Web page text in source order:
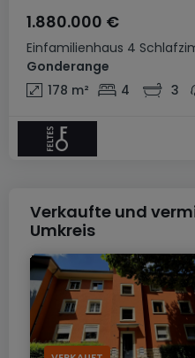
Einfamilienhaus 4
Gonderange
1.880.000 €
178 m² 4 3
Verkaufte und
Umkreis